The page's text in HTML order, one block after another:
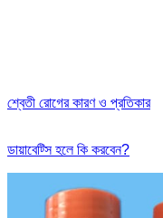
শ্বেতী রোগের কারণ ও প্রতিকার
ডায়াবেট্সি হলে কি করবেন?